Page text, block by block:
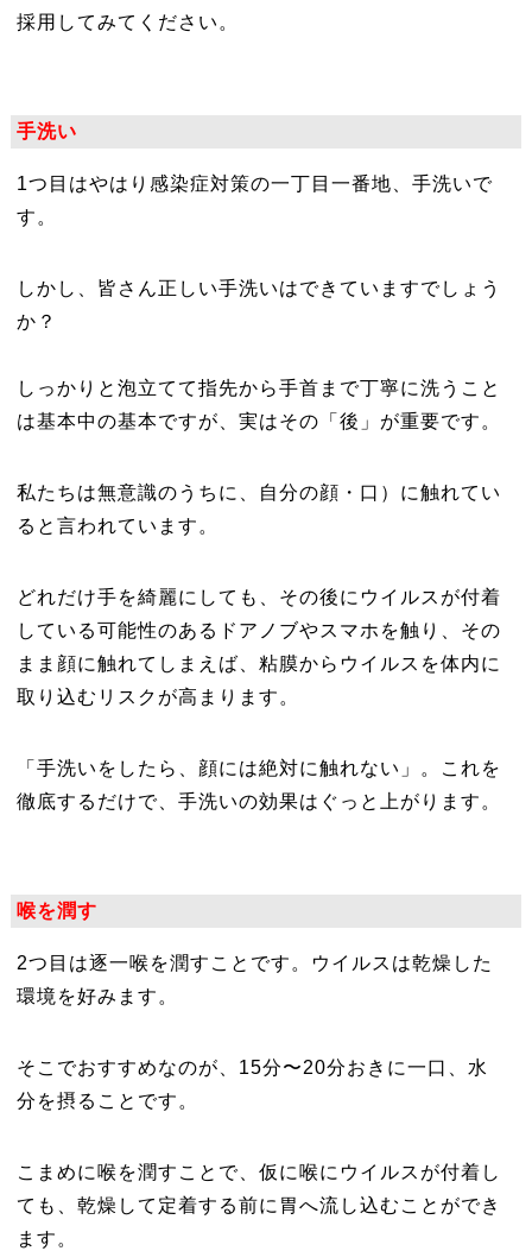
採用してみてください。
手洗い
1つ目はやはり感染症対策の一丁目一番地、手洗いで
す。
しかし、皆さん正しい手洗いはできていますでしょう
か？
しっかりと泡立てて指先から手首まで丁寧に洗うこと
は基本中の基本ですが、実はその「後」が重要です。
私たちは無意識のうちに、自分の顔・口）に触れてい
ると言われています。
どれだけ手を綺麗にしても、その後にウイルスが付着
している可能性のあるドアノブやスマホを触り、その
まま顔に触れてしまえば、粘膜からウイルスを体内に
取り込むリスクが高まります。
「手洗いをしたら、顔には絶対に触れない」。これを
徹底するだけで、手洗いの効果はぐっと上がります。
喉を潤す
2つ目は逐一喉を潤すことです。ウイルスは乾燥した
環境を好みます。
そこでおすすめなのが、15分〜20分おきに一口、水
分を摂ることです。
こまめに喉を潤すことで、仮に喉にウイルスが付着し
ても、乾燥して定着する前に胃へ流し込むことができ
ます。